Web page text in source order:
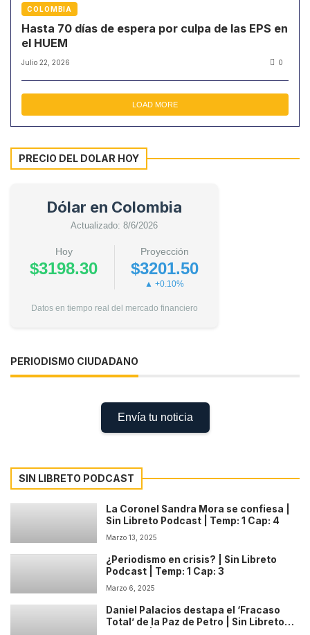
COLOMBIA
Hasta 70 días de espera por culpa de las EPS en
el HUEM
Julio 22, 2026 0
LOAD MORE
PRECIO DEL DOLAR HOY
Dólar en Colombia
Actualizado: 8/6/2026
Hoy
$3198.30
Proyección
$3201.50
▲ +0.10%
Datos en tiempo real del mercado financiero
PERIODISMO CIUDADANO
Envía tu noticia
SIN LIBRETO PODCAST
La Coronel Sandra Mora se confiesa |
Sin Libreto Podcast | Temp: 1 Cap: 4
Marzo 13, 2025
¿Periodismo en crisis? | Sin Libreto
Podcast | Temp: 1 Cap: 3
Marzo 6, 2025
Daniel Palacios destapa el ‘Fracaso
Total’ de la Paz de Petro | Sin Libreto